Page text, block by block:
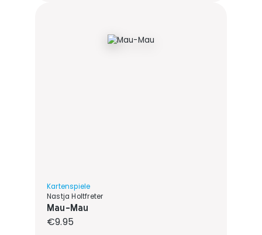
Kartenspiele
Nastja Holtfreter
Mau-Mau
Regular price:
€9.95